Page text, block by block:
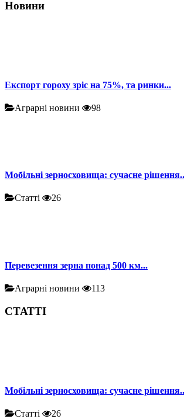
Новини
Експорт гороху зріс на 75%, та ринки...
Аграрні новини 98
Мобільні зерносховища: сучасне
Статті 26
Перевезення зерна понад 500 км...
Аграрні новини 113
СТАТТІ
Мобільні зерносховища: сучасне
Статті 26